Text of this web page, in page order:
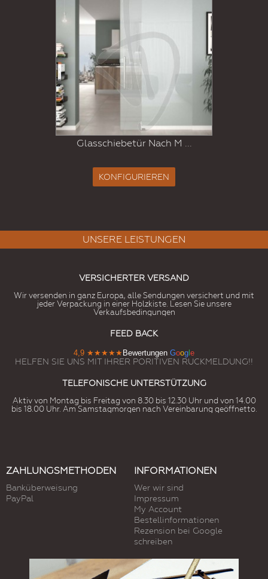
Glasschiebetür Nach M ...
KONFIGURIEREN
UNSERE LEISTUNGEN
VERSICHERTER VERSAND
Wir versenden in ganz Europa, alle Sendungen versichert und mit
jeder Verpackung in einer Holzkiste. Lesen Sie unsere
Verkaufsbedingungen
FEED BACK
4,9 ★★★★★ Bewertungen Goog e
HELFEN SIE UNS MIT IHRER PORITIVEN RUCKMELDUNG!!
TELEFONISCHE UNTERSTÜTZUNG
Aktiv von Montag bis Freitag von 8.30 bis 12.30 Uhr und von 14.00
bis 18.00 Uhr. Am Samstagmorgen nach Vereinbarung geöffnetto.
ZAHLUNGSMETHODEN
Banküberweisung
PayPal
INFORMATIONEN
Wer wir sind
Impressum
My Account
Bestellinformationen
Rezension bei Google
schreiben